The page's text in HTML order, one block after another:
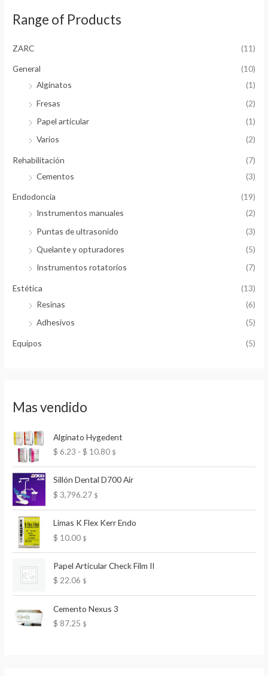
Range of Products
ZARC (11)
General
(10)
Alginatos
(1)
Fresas
(2)
Papel articular
(1)
Varios
(2)
Rehabilitación
(7)
Cementos
(3)
Endodoncia
(19)
Instrumentos manuales
(2)
Puntas de ultrasonido
(3)
Quelante y opturadores
(5)
Instrumentos rotatorios
(7)
Estética
(13)
Resinas
(6)
Adhesivos
(5)
Equipos (5)
Mas vendido
Alginato Hygedent
$ 6.23 - $ 10.80R
n
d
e
c
o
s
$
Sillón Dental D700 Air
$ 3,796.27 $
Limas K Flex Kerr Endo
$ 10.00 $
Papel Articular Check Film II
$ 22.06 $
Cemento Nexus 3
$ 87.25 $